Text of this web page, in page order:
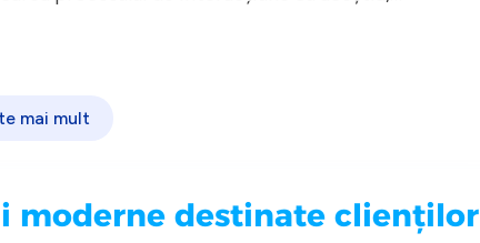
mai mult
moderne destinate clienților